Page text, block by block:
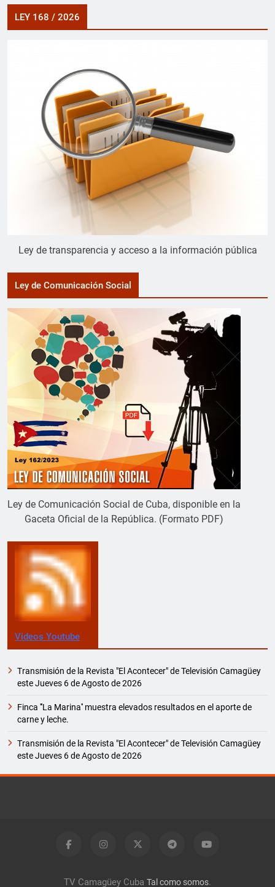
LEY 168 / 2026
Ley de transparencia y acceso a la información pública
Ley de Comunicación Social
Ley de Comunicación Social de Cuba, disponible en la
Gaceta Oficial de la República. (Formato PDF)
Videos Youtube
Transmisión de la Revista "El Acontecer" de Televisión Camagüey
este Jueves 6 de Agosto de 2026
Finca '''La Marina'' muestra elevados resultados en el aporte de
carne y leche.
Transmisión de la Revista "El Acontecer" de Televisión Camagüey
este Jueves 6 de Agosto de 2026
TV Camagüey Cuba Tal como somos.